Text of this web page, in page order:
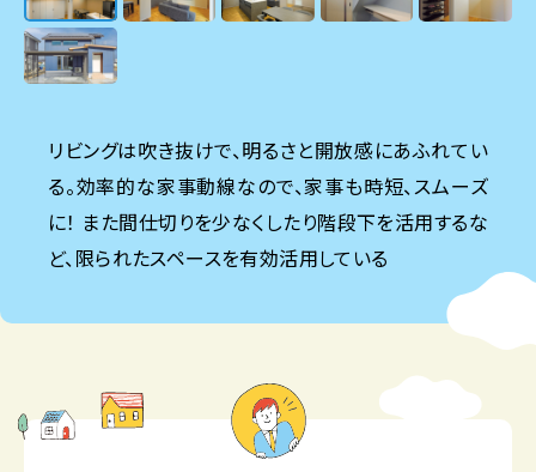
リビングは吹き抜けで、明るさと開放感にあふれてい
る。効率的な家事動線なので、家事も時短、スムーズ
に！ また間仕切りを少なくしたり階段下を活用するな
ど、限られたスペースを有効活用している